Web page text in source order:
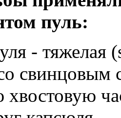
пуль:
- тяжелая
свинцовым